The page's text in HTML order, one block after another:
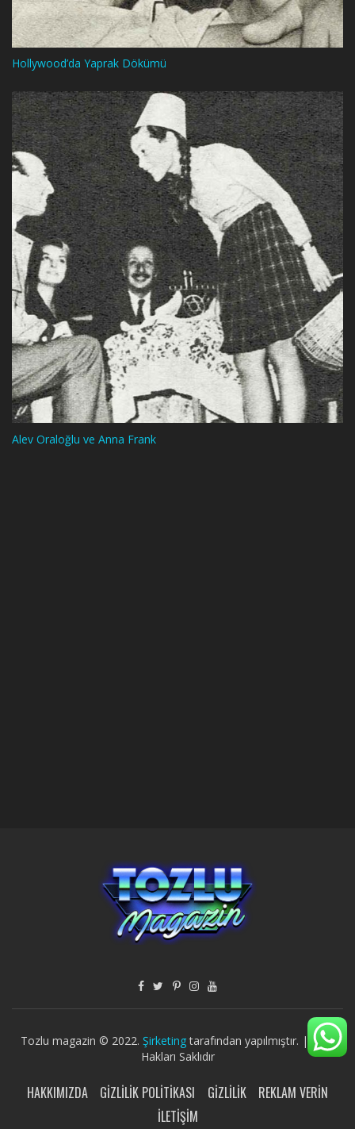
Hollywood’da Yaprak Dökümü
Alev Oraloğlu ve Anna Frank
Tozlu magazin © 2022. Şirketingtarafından yapılmıştır. | Tüm
Hakları Saklıdır
HAKKIMIZDA GIZLILIK POLITIKASI GIZLILIK
REKLAM VERIN
İLETIŞIM